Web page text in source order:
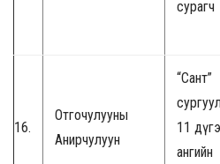
сурагч
16.
Отгочулууны
Анирчулуун
“Сант”
11
ангийн